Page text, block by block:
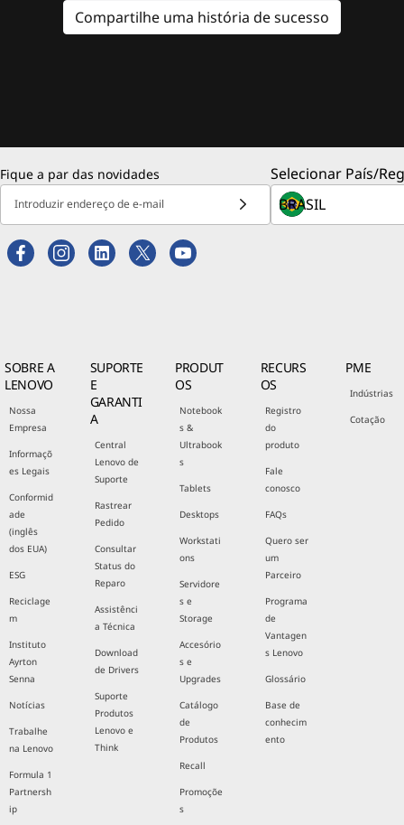
Compartilhe uma história de sucesso
Fique a par das novidades
Introduzir endereço de e-mail
Selecionar País/
SOBRE A
LENOVO
Nossa
Empresa
Informaçõ
es Legais
Conformid
ade
(inglês
dos EUA)
ESG
Reciclage
m
Instituto
Ayrton
Senna
Notícias
Trabalhe
na Lenovo
Formula 1
Partnersh
ip
SUPORTE
E
GARANTI
A
Central
Lenovo de
Suporte
Rastrear
Pedido
Consultar
Status do
Reparo
Assistênci
a Técnica
Download
de Drivers
Suporte
Produtos
Lenovo e
Think
PRODUT
OS
Notebook
s &
Ultrabook
s
Tablets
Desktops
Workstati
ons
Servidore
s e
Storage
Accesório
s e
Upgrades
Catálogo
de
Produtos
Recall
Promoçõe
s
RECURS
OS
Registro
do
produto
Fale
conosco
FAQs
Quero ser
um
Parceiro
Programa
de
Vantagen
s Lenovo
Glossário
Base de
conhecim
ento
PME
Indústrias
Cotação